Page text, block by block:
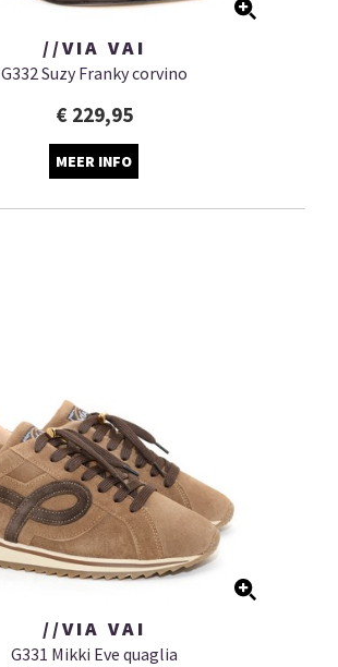
//VIA VAI
G332 Suzy Franky corvino
€ 229,95
MEER INFO
//VIA VAI
G331 Mikki Eve quaglia